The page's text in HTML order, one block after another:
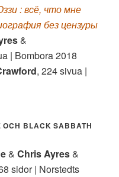
: всё, что мне
без цензуры
&
| Bombora 2018
, 224 sivua |
OCH BLACK SABBATH
&Chris Ayres&
sidor | Norstedts